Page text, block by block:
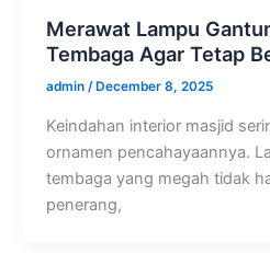
Merawat Lampu
Tembaga Agar Tetap
admin / December 8, 2025
Keindahan interior masjid
ornamen pencahayaannya.
tembaga yang megah tidak
penerang,